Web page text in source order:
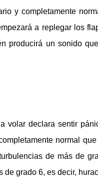
y completamente
a replegar los
producirá un sonido
volar declara sentir
normal
de más de
de grado 6, es decir,